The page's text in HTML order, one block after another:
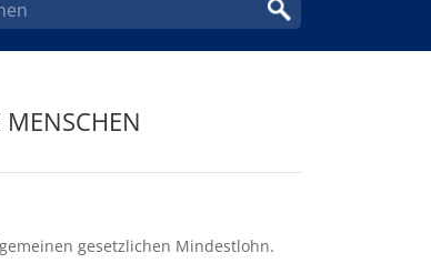
gesetzlichen Mindestlohn.